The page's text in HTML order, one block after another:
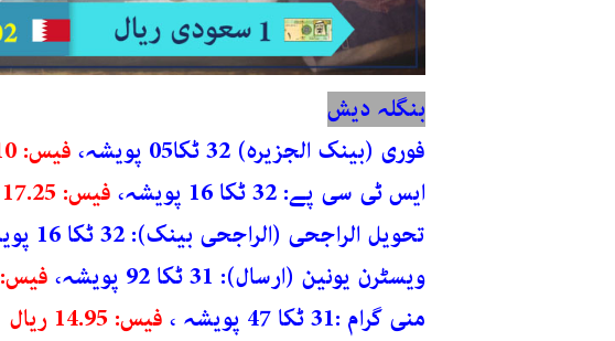
بنگلہ دیش
فوری (بینک الجزیرہ) 32 ٹکا05 پویشہ،
فیس: 10 ریال
ایس ٹی سی پے: 32 ٹکا 16 پویشہ،
فیس: 17.25 ریال
تحویل الراجحی (الراجحی بینک): 32 ٹکا 16 پویشہ ،
ویسٹرن یونین (ارسال): 31 ٹکا 92 پویشہ،
فیس: 5.75 ریال
منی گرام :31 ٹکا 47 پویشہ ،
فیس: 14.95 ریال